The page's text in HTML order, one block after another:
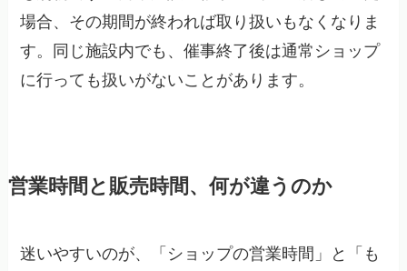
場合、その期間が終われば取り扱いもなくなりま
す。同じ施設内でも、催事終了後は通常ショップ
に行っても扱いがないことがあります。
営業時間と販売時間、何が違うのか
迷いやすいのが、「ショップの営業時間」と「も